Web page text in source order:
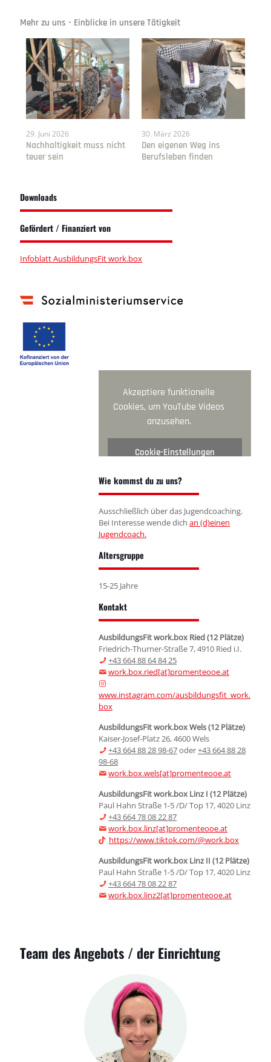
Mehr zu uns - Einblicke in unsere Tätigkeit
29. Juni 2026
Nachhaltigkeit muss nicht
teuer sein
30. März 2026
Den eigenen Weg ins
Berufsleben finden
Downloads
Gefördert / Finanziert von
Infoblatt AusbildungsFit work.box
Akzeptiere funktionelle
Cookies, um YouTube Videos
anzusehen.
Cookie-Einstellungen
Wie kommst du zu uns?
Ausschließlich über das Jugendcoaching.
Bei Interesse wende dich an (d)einen
Jugendcoach.
Altersgruppe
15-25 Jahre
Kontakt
AusbildungsFit work.box Ried (12 Plätze)
Friedrich-Thurner-Straße 7, 4910 Ried i.I.
+43664 88 64 84 25
work.box.ried[at]promenteooe.at
www.instagram.com/ausbildungsfit_work.
box
AusbildungsFit work.box Wels (12 Plätze)
Kaiser-Josef-Platz 26, 4600 Wels
+43 664 88 28 98-67oder+43 664 88 28
98-68
work.box.wels[at]promenteooe.at
AusbildungsFit work.box Linz I (12 Plätze)
Paul Hahn Straße 1-5 /D/ Top 17, 4020 Linz
+43 664 78 08 22 87
work.box.linz[at]promenteooe.at
https://www.tiktok.com/@work.box
AusbildungsFit work.box Linz II (12Plätze)
Paul Hahn Straße 1-5 /D/ Top 17, 4020 Linz
+43 664 78 08 22 87
work.box.linz2[at]promenteooe.at
Team des Angebots / der Einrichtung